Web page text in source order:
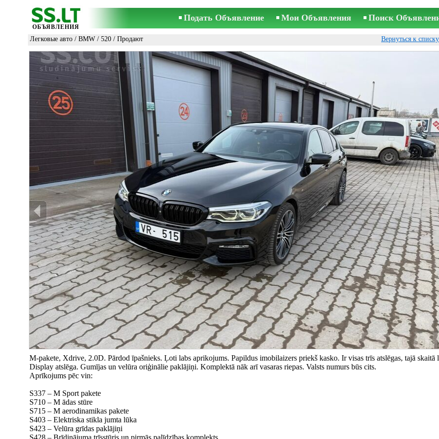
ОБЪЯВЛЕНИЯ
Подать Объявление Мои Объявления Поиск
Легковые авто / BMW / 520 / Продают Вернуться к
M-pakete, Xdrive, 2.0D. Pārdod īpašnieks. Ļoti labs aprikojums. Papildus imobilaizers priekš kasko. Ir visas trīs atslēgas, tajā skaitā
Display atslēga. Gumījas un velūra oriģinālie paklājiņi. Komplektā nāk arī vasaras riepas. Valsts numurs būs cits.
Aprīkojums pēc vin:
S337 – M Sport pakete
S710 – M ādas stūre
S715 – M aerodinamikas pakete
S403 – Elektriska stikla jumta lūka
S423 – Velūra grīdas paklājiņi
S428 – Brīdinājuma trīsstūris un pirmās palīdzības komplekts